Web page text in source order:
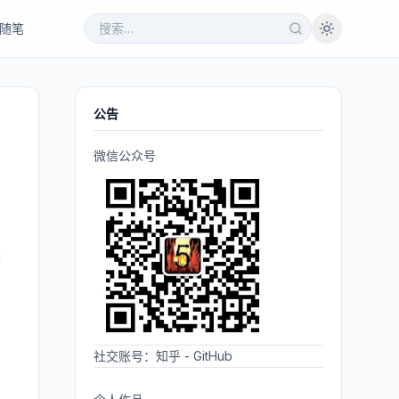
随笔
公告
微信公众号
社交账号： 知乎 - GitHub